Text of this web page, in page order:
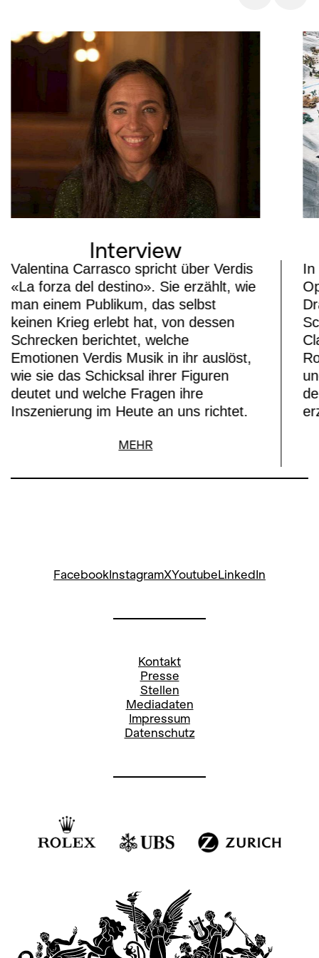
Noseda, der sich in dieser Saison
besonders auf Verdis Opern
konzentriert, steht für dieses
Programmhighlight am Pult des
Orchesters der Oper Zürich.
Interview
Valentina Carrasco spricht über Verdis
«La forza del destino». Sie erzählt, wie
man einem Publikum, das selbst
keinen Krieg erlebt hat, von dessen
Schrecken berichtet, welche
Emotionen Verdis Musik in ihr auslöst,
wie sie das Schicksal ihrer Figuren
deutet und welche Fragen ihre
Inszenierung im Heute an uns richtet.
MEHR
In
FacebookInstagramXYoutubeLinkedIn
Kontakt
Presse
Stellen
Mediadaten
Impressum
Datenschutz